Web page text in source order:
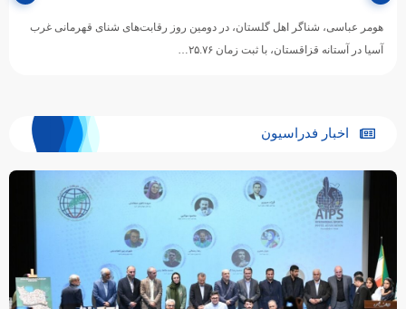
هومر عباسی، شناگر اهل گلستان، در دومین روز رقابت‌های شنای قهرمانی غرب
آسیا در آستانه قزاقستان، با ثبت زمان ۲۵.۷۶…
اخبار فدراسیون